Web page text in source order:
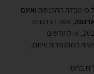
פי טבלת ההכנסות ואינם
, אשר הכנסתם
החודשית הממוצעת ברוטו לשנת 2022, או לחודשים
הנפשות המתגוררות איתם,